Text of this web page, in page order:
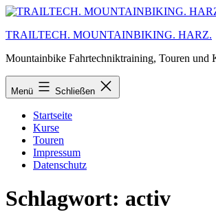
Zum
springen
TRAILTECH. MOUNTAINBIKING. HARZ.
Mountainbike Fahrtechniktraining, Touren und
Menü Schließen
Startseite
Kurse
Touren
Impressum
Datenschutz
Schlagwort: activ